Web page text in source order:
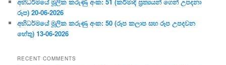
රූප) 20-06-2026
අභිධර්මයේ මූලික කරුණු අංක: 50 (රූප කලාප සහ රූප උපදවන
හේතු) 13-06-2026
RECENT COMMENTS